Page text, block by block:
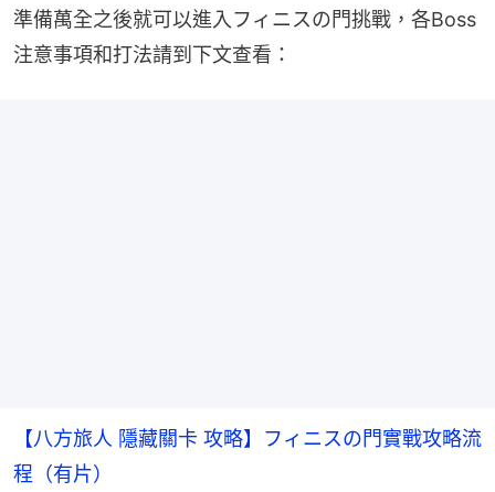
準備萬全之後就可以進入フィニスの門挑戰，各Boss
注意事項和打法請到下文查看：
【八方旅人 隱藏關卡 攻略】フィニスの門實戰攻略流
程（有片）